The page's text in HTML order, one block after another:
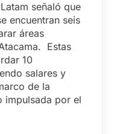
señaló que
encuentran seis
áreas
Estas
10
salares y
de la
impulsada por el